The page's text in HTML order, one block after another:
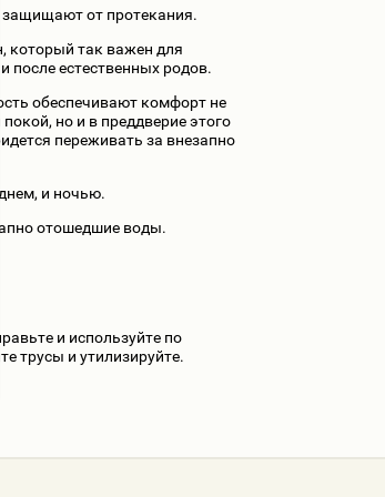
от протекания.
который так важен для
после естественных родов.
обеспечивают комфорт не
но и в преддверие этого
переживать за внезапно
и ночью.
отошедшие воды.
и используйте по
трусы и утилизируйте.